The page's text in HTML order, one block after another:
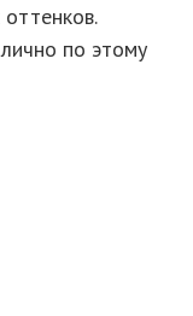
по этому